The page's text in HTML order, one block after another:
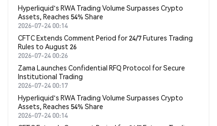
Hyperliquid's RWA Trading Volume Surpasses Crypto
Assets, Reaches 54% Share
2026-07-24 00:14
CFTC Extends Comment Period for 24/7 Futures Trading
Rules to August 26
2026-07-24 00:26
Zama Launches Confidential RFQ Protocol for Secure
Institutional Trading
2026-07-24 00:17
Hyperliquid's RWA Trading Volume Surpasses Crypto
Assets, Reaches 54% Share
2026-07-24 00:14